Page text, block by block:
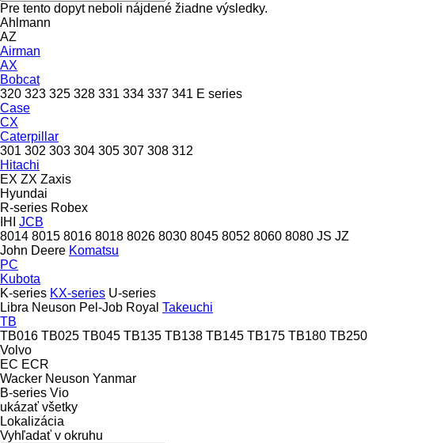
Pre tento dopyt neboli nájdené žiadne výsledky.
Ahlmann
AZ
Airman
AX
Bobcat
320 323 325 328 331 334 337 341 E series
Case
CX
Caterpillar
301 302 303 304 305 307 308 312
Hitachi
EX ZX Zaxis
Hyundai
R-series Robex
IHI
JCB
8014 8015 8016 8018 8026 8030 8045 8052 8060 8080 JS JZ
John Deere Komatsu
PC
Kubota
K-series KX-series U-series
Libra Neuson Pel-Job Royal Takeuchi
TB
TB016 TB025 TB045 TB135 TB138 TB145 TB175 TB180 TB250
Volvo
EC ECR
Wacker Neuson Yanmar
B-series Vio
ukázať všetky
Lokalizácia
Vyhľadať v okruhu